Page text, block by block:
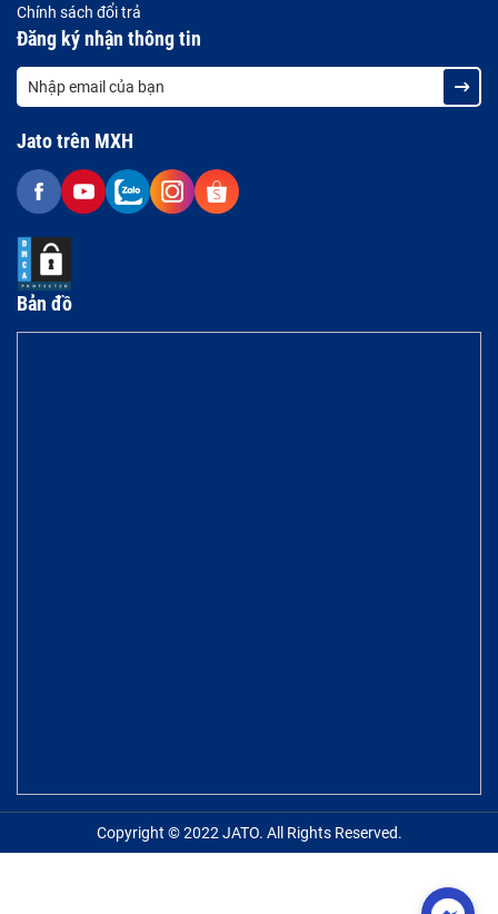
Chính sách đổi trả
Đăng ký nhận thông tin
Jato trên MXH
Bản đồ
Copyright © 2022 JATO. All Rights Reserved.